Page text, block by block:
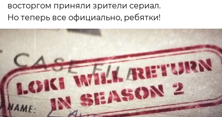
восторгом приняли зрители сериал.
Но теперь все официально, ребятки!